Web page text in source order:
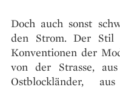
Doch auch sonst
den Strom. Der
Konventionen der
von der Strasse,
Ostblockländer,